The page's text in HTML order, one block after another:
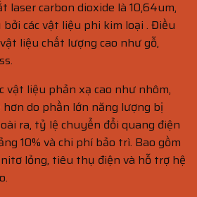
laser carbon dioxide là 10,64um,
các vật liệu phi kim loại . Điều
liệu chất lượng cao như gỗ,
vật liệu phản xạ cao như nhôm,
do phần lớn năng lượng bị
ra, tỷ lệ chuyển đổi quang điện
10% và chi phí bảo trì. Bao gồm
lỏng, tiêu thụ điện và hỗ trợ hệ